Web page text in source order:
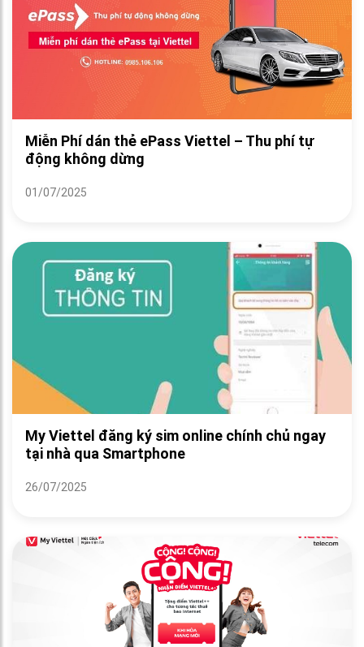
Miễn Phí dán thẻ ePass Viettel – Thu phí tự
động không dừng
01/07/2025
My Viettel đăng ký sim online chính chủ ngay
tại nhà qua Smartphone
26/07/2025